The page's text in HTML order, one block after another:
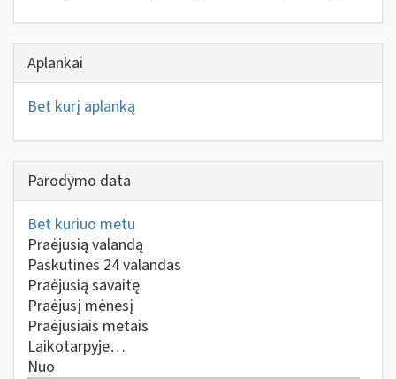
Aplankai
Bet kurį aplanką
Parodymo data
Bet kuriuo metu
Praėjusią valandą
Paskutines 24 valandas
Praėjusią savaitę
Praėjusį mėnesį
Praėjusiais metais
Laikotarpyje…
Nuo